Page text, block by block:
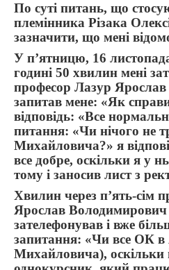
По суті питань, що
племінника Різака
зазначити, що мені
У п’ятницю, 16
годині 50 хвилин мені
професор Лазур
запитав мене: «Як
відповідь: «Все
питання: «Чи нічого не
Михайловича?» я
все добре, оскільки я у
тому і заносив лист з
Хвилин через п’ять-сім
Ярослав Володимирович
зателефонував і вже
запитання: «Чи все ОК в
Михайловича), оскільки